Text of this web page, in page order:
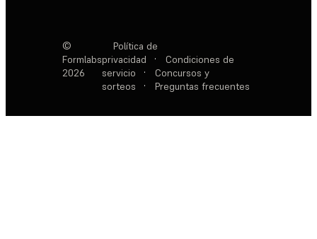
©
Formlabs
2026
Política de
privacidad
·
Condiciones de
servicio
·
Concursos y
sorteos
· Preguntas frecuentes